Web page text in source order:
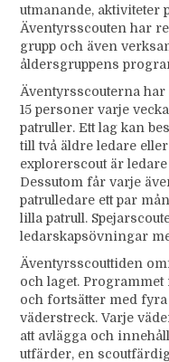
utmanande, aktiviteter
Äventyrsscouten har
grupp och även
åldersgruppens
Äventyrsscouterna har
15 personer varje
patruller. Ett lag kan
till två äldre ledare
explorerscout är
Dessutom får varje
patrulledare ett par
lilla patrull.
ledarskapsövningar
Äventyrsscouttiden
och laget.
och fortsätter med
väderstreck. Varje
att avlägga och
utfärder, en